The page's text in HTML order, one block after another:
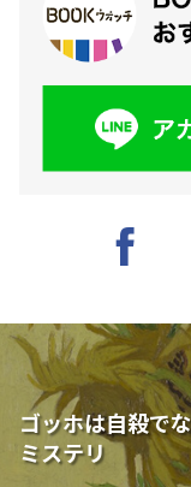
ゴッホは自殺で
ミステリ